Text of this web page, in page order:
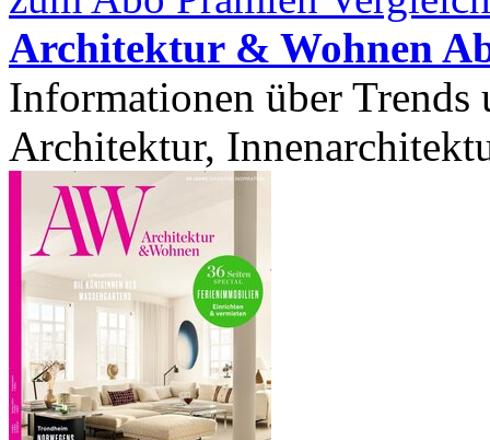
Architektur & Wohnen
Informationen über
Architektur,